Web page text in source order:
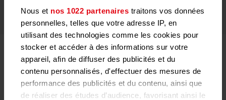
Nous et nos 1022 partenaires traitons vos données
personnelles, telles que votre adresse IP, en
utilisant des technologies comme les cookies pour
stocker et accéder à des informations sur votre
appareil, afin de diffuser des publicités et du
contenu personnalisés, d'effectuer des mesures de
performance des publicités et du contenu, ainsi que
de réaliser des études d’audience, favorisant ainsi le
Compteurs d’énergie de Techem
Nos compteurs de chaleur/froid offrent la solution adaptée à
chaque situation de montage et exigence. Qu'il s'agisse de petits
ou de gros débits, nos compteurs de chaleur équipés d’un